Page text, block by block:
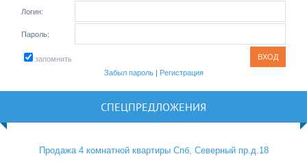
Логин:
Пароль:
запомнить
Забыл пароль| Регистрация
СПЕЦПРЕДЛОЖЕНИЯ
Продажа 4 комнатной квартиры Спб, Северный пр.д.18